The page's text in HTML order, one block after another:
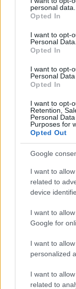
grant or deny
use your data for
consent section.
personal data.
Opted In
I want to opt-
Personal Data.
Opted In
I want to opt-
Personal
Opted In
I want to opt-
Retention,
Personal
Purposes for
Opted Out
Google
I want to
related to
device
I want to
Google for
I want to
personalized
I want to
related to
Continua a
NEWS
Arrestati cinque
accuse e i dettagli
NEWS